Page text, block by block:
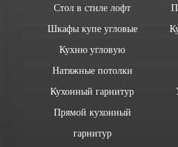
Стол в стиле лофт
Шкафы купе угловые
Кухню угловую
Натяжные потолки
Кухонный гарнитур
Прямой кухонный
гарнитур